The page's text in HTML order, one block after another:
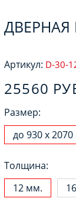
ДВЕРНАЯ
Артикул: D-30-
25560
Размер:
до 930 х
Толщина:
12 мм.